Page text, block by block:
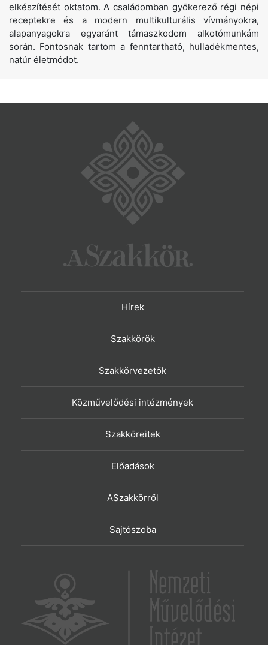
elkészítését oktatom. A családomban gyökerező régi népi
receptekre és a modern multikulturális vívmányokra,
alapanyagokra egyaránt támaszkodom alkotómunkám
során. Fontosnak tartom a fenntartható, hulladékmentes,
natúr életmódot.
Hírek
Szakkörök
Szakkörvezetők
Közművelődési intézmények
Szakköreitek
Előadások
ASzakkörről
Sajtószoba